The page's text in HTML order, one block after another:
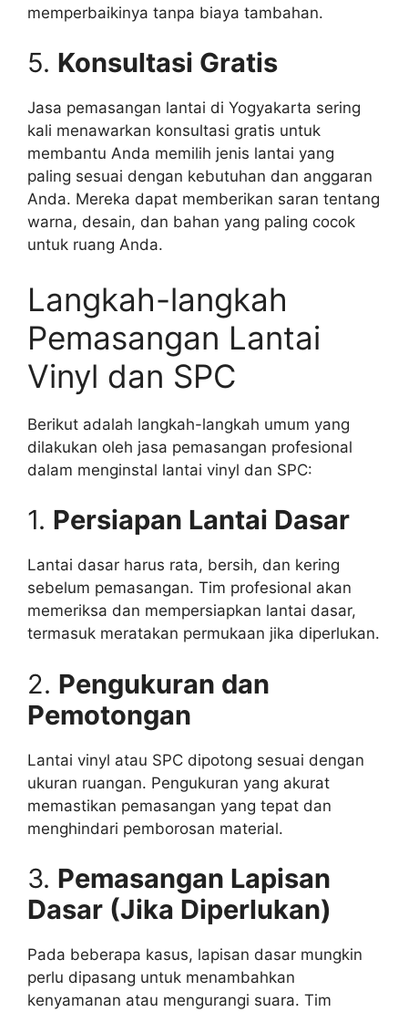
memperbaikinya tanpa biaya tambahan.
5. Konsultasi Gratis
Jasa pemasangan lantai di Yogyakarta sering
kali menawarkan konsultasi gratis untuk
membantu Anda memilih jenis lantai yang
paling sesuai dengan kebutuhan dan anggaran
Anda. Mereka dapat memberikan saran tentang
warna, desain, dan bahan yang paling cocok
untuk ruang Anda.
Langkah-langkah
Pemasangan Lantai
Vinyl dan SPC
Berikut adalah langkah-langkah umum yang
dilakukan oleh jasa pemasangan profesional
dalam menginstal lantai vinyl dan SPC:
1. Persiapan Lantai Dasar
Lantai dasar harus rata, bersih, dan kering
sebelum pemasangan. Tim profesional akan
memeriksa dan mempersiapkan lantai dasar,
termasuk meratakan permukaan jika diperlukan.
2. Pengukuran dan
Pemotongan
Lantai vinyl atau SPC dipotong sesuai dengan
ukuran ruangan. Pengukuran yang akurat
memastikan pemasangan yang tepat dan
menghindari pemborosan material.
3. Pemasangan Lapisan
Dasar (Jika Diperlukan)
Pada beberapa kasus, lapisan dasar mungkin
perlu dipasang untuk menambahkan
kenyamanan atau mengurangi suara. Tim